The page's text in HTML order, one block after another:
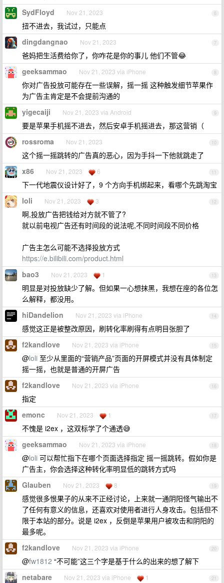
6
SydFloyd Nov 21, 2023
扭不进去，我试过，只能点
7
dingdangnao Nov 21, 2023
爸妈把生活费给你了，你咋花是你的事儿 他们不管😂
8
geeksammao Nov 21, 2023 via iPhone
你对广告投放可能存在一些误解，摇一摇 这种触发细节苹果作
为广告主肯定是不会提前沟通的
9
yigecaiji Nov 21, 2023 via Android
要是苹果手机摇不进去，然后安卓手机摇进去，那这营销（
10
rossroma Nov 21, 2023
这个摇一摇跳转的广告真的恶心，因为手抖一下他就跳走了
11
x86 Nov 21, 2023 6
下一代地震仪设计好了，9 个方向手机绑起来，看哪个先跳淘宝
12
loli Nov 21, 2023 3
啊,投放广告把钱给对方就不管了?
就以前电视广告还有时间段的说法呢,不同时间段不同价格
广告主怎么可能不选择投放方式
https://e.bilibili.com/product.html
13
bao3 Nov 21, 2023 1
明显是对投放缺少了解。但如果一心想抹黑，我想在座的各位怎
么解释，都没用。
14
hiDandelion Nov 21, 2023 via iPhone
感觉这正是被整改原因，刷转化率刷得有点明目张胆了
15
f2kandlove Nov 21, 2023 via iPhone
@loli 至少从里面的“营销产品”页面的开屏模式并没有具体制定
摇一摇，也就是普通的开屏广告
16
f2kandlove Nov 21, 2023 via iPhone
指定
17
emonc Nov 21, 2023 1
不愧是 i2ex ，这双标学了个通透😅
18
geeksammao Nov 21, 2023 via iPhone
@loli 可以帮忙指下在哪个页面选择指定 摇一摇跳转。假如你是
广告主，你会选择这种转化率明显低的跳转方式吗
19
Glauben Nov 21, 2023 8
感觉很多恨果子的从来不正经讨论，上来就一通阴阳怪气输出不
了任何有意义的信息，还喜欢对使用者进行人身攻击。包括但不
限于本站的部分。说是 i2ex ，反倒是苹果用户被攻击和阴阳的
最多呢。
20
f2kandlove Nov 21, 2023 via iPhone
@fw1812 “不可能”这三个字是基于什么的出来的想了解下
21
netabare Nov 21, 2023 via iPhone 1